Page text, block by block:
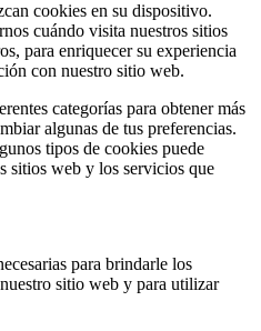
cookies en su dispositivo.
cuándo visita nuestros sitios
para enriquecer su experiencia
con nuestro sitio web.
categorías para obtener más
algunas de tus preferencias.
tipos de cookies puede
sitios web y los servicios que
para brindarle los
sitio web y para utilizar